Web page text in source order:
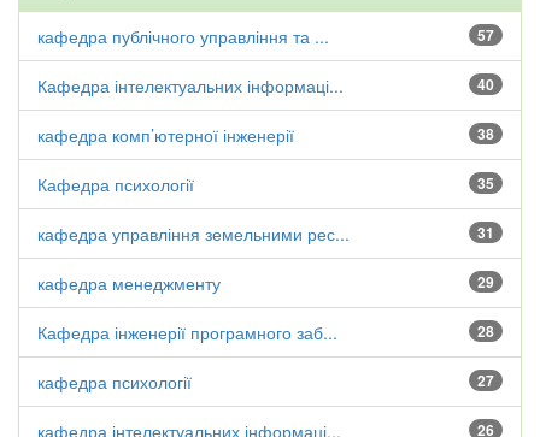
57
кафедра публічного управління та ...
40
Кафедра інтелектуальних інформаці...
38
кафедра комп’ютерної інженерії
35
Кафедра психології
31
кафедра управління земельними рес...
29
кафедра менеджменту
28
Кафедра інженерії програмного заб...
27
кафедра психології
26
кафедра інтелектуальних інформаці...